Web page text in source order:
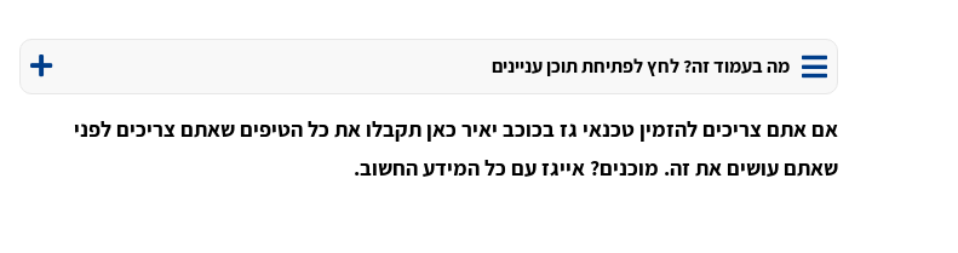
מה בעמוד זה? לחץ לפתיחת תוכן עניינים
אם אתם צריכים להזמין טכנאי גז בכוכב יאיר כאן תקבלו את כל הטיפים שאתם צריכים לפני
שאתם עושים את זה. מוכנים? אייגז עם כל המידע החשוב.